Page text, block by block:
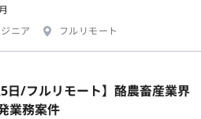
ニア
フルリモート
日/フルリモート】酪農畜産業界
業務案件